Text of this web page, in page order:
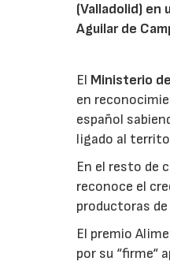
(Valladolid) en
Aguilar de
El Ministerio
en
español
ligado al
En el resto de
reconoce el
productoras
El premio
por su “firme“